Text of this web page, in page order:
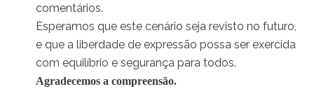
comentários.
Esperamos que este cenário seja revisto no futuro,
e que a liberdade de expressão possa ser exercida
com equilíbrio e segurança para todos.
Agradecemos a compreensão.